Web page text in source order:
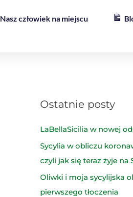
Nasz człowiek na miejscu
Ostatnie posty
LaBellaSicilia w nowej
Sycylia w obliczu
czyli jak się teraz żyje na
Oliwki i moja sycylijska
pierwszego tłoczenia